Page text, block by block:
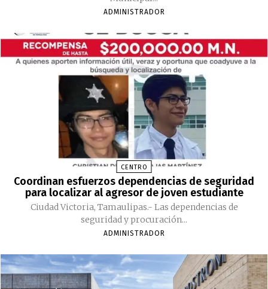
ADMINISTRADOR
CENTRO
Coordinan esfuerzos dependencias de seguridad
para localizar al agresor de joven estudiante
Ciudad Victoria, Tamaulipas.- Las dependencias de
seguridad y procuración...
ADMINISTRADOR